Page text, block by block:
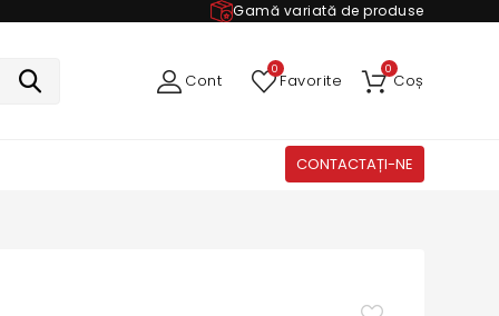
Gamă variată de produse
Cont Favorite
0
Coș
0
CONTACTAȚI-NE